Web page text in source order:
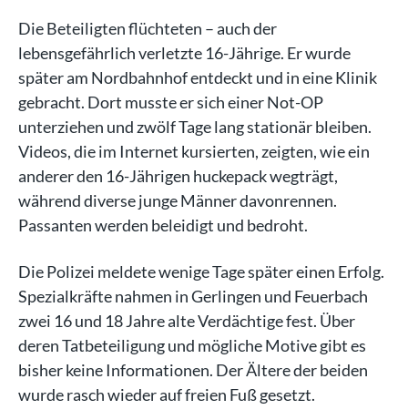
Die Beteiligten flüchteten – auch der
lebensgefährlich verletzte 16-Jährige. Er wurde
später am Nordbahnhof entdeckt und in eine Klinik
gebracht. Dort musste er sich einer Not-OP
unterziehen und zwölf Tage lang stationär bleiben.
Videos, die im Internet kursierten, zeigten, wie ein
anderer den 16-Jährigen huckepack wegträgt,
während diverse junge Männer davonrennen.
Passanten werden beleidigt und bedroht.
Die Polizei meldete wenige Tage später einen Erfolg.
Spezialkräfte nahmen in Gerlingen und Feuerbach
zwei 16 und 18 Jahre alte Verdächtige fest. Über
deren Tatbeteiligung und mögliche Motive gibt es
bisher keine Informationen. Der Ältere der beiden
wurde rasch wieder auf freien Fuß gesetzt.